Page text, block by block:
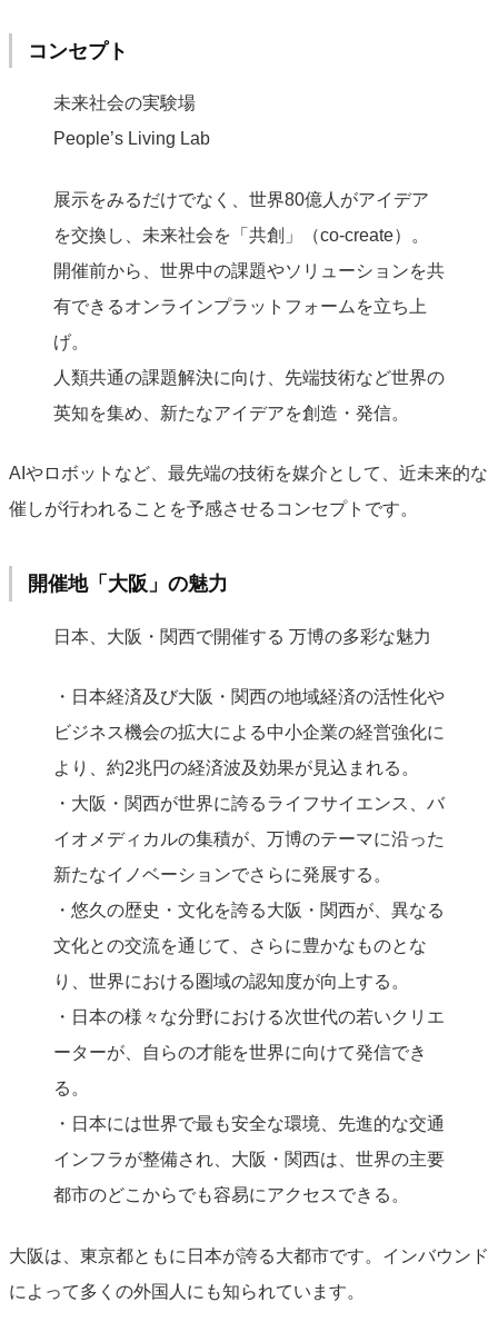
コンセプト
未来社会の実験場
People’s Living Lab
展示をみるだけでなく、世界80億人がアイデア
を交換し、未来社会を「共創」（co-create）。
開催前から、世界中の課題やソリューションを共
有できるオンラインプラットフォームを立ち上
げ。
人類共通の課題解決に向け、先端技術など世界の
英知を集め、新たなアイデアを創造・発信。
AIやロボットなど、最先端の技術を媒介として、近未来的な
催しが行われることを予感させるコンセプトです。
開催地「大阪」の魅力
日本、大阪・関西で開催する 万博の多彩な魅力
・日本経済及び大阪・関西の地域経済の活性化や
ビジネス機会の拡大による中小企業の経営強化に
より、約2兆円の経済波及効果が見込まれる。
・大阪・関西が世界に誇るライフサイエンス、バ
イオメディカルの集積が、万博のテーマに沿った
新たなイノベーションでさらに発展する。
・悠久の歴史・文化を誇る大阪・関西が、異なる
文化との交流を通じて、さらに豊かなものとな
り、世界における圏域の認知度が向上する。
・日本の様々な分野における次世代の若いクリエ
ーターが、自らの才能を世界に向けて発信でき
る。
・日本には世界で最も安全な環境、先進的な交通
インフラが整備され、大阪・関西は、世界の主要
都市のどこからでも容易にアクセスできる。
大阪は、東京都ともに日本が誇る大都市です。インバウンド
によって多くの外国人にも知られています。